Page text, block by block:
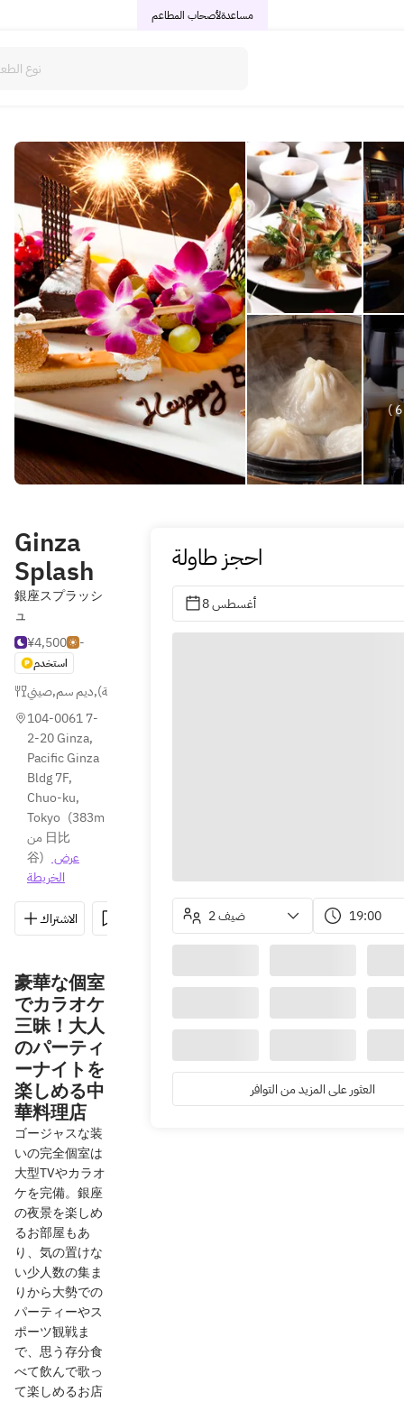
لأصحاب المطاعممساعدة
Ginza
Splash
銀座スプラッシ
ュ
¥4,500
-
استخدم
صيني,ديم سم,إيزاكايا (حانة يابانية)
104-0061 7-
2-20 Ginza,
Pacific Ginza
Bldg 7F,
Chuo-ku,
Tokyo (383m
من 日比
谷)
عرض
الخريطة
الاشتراك مشاركة الاتجاهات 03-5568-
豪華な個室
でカラオケ
三昧！大人
のパーティ
ーナイトを
楽しめる中
華料理店
ゴージャスな装
いの完全個室は
大型TVやカラオ
ケを完備。銀座
の夜景を楽しめ
るお部屋もあ
り、気の置けな
い少人数の集ま
りから大勢での
パーティーやス
ポーツ観戦ま
で、思う存分食
べて飲んで歌っ
て楽しめるお店
احجز طاولة
8 أغسطس
2 ضيف 19:00
العثور على المزيد من التوافر